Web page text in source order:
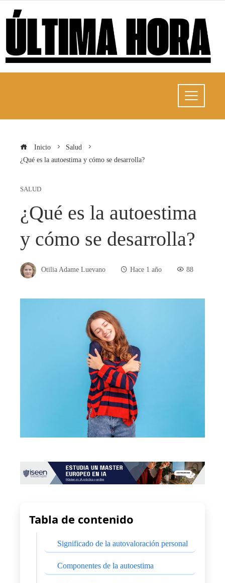
Inicio
Salud
¿Qué es la autoestima y cómo se desarrolla?
SALUD
¿Qué es la autoestima
y cómo se desarrolla?
Otilia Adame Luevano Hace 1 año 88
Tabla de contenido
Significado de la autovaloración personal
Componentes de la autoestima